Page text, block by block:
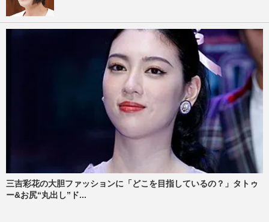
三吉彩花の大胆ファッションに「どこを目指しているの？」タトゥ
ー&お尻“丸出し”ド...